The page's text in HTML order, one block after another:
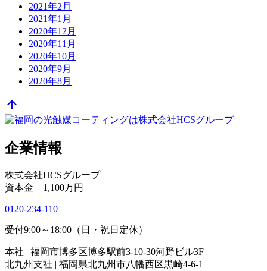
2021年2月
2021年1月
2020年12月
2020年11月
2020年10月
2020年9月
2020年8月
arrow_upward
企業情報
株式会社HCSグループ
資本金 1,100万円
0120-234-110
受付9:00～18:00（日・祝日定休）
本社 | 福岡市博多区博多駅前3-10-30河野ビル3F
北九州支社 | 福岡県北九州市八幡西区黒崎4-6-1